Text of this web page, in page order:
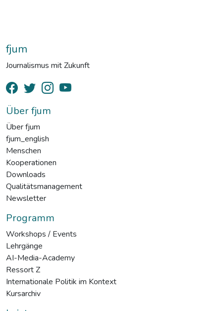
fjum
Journalismus mit Zukunft
Über fjum
Über fjum
fjum_english
Menschen
Kooperationen
Downloads
Qualitätsmanagement
Newsletter
Programm
Workshops / Events
Lehrgänge
AI-Media-Academy
Ressort Z
Internationale Politik im Kontext
Kursarchiv